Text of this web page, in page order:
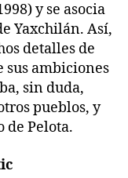
y se asocia
Yaxchilán. Así,
detalles de
sus ambiciones
sin duda,
pueblos, y
de Pelota.